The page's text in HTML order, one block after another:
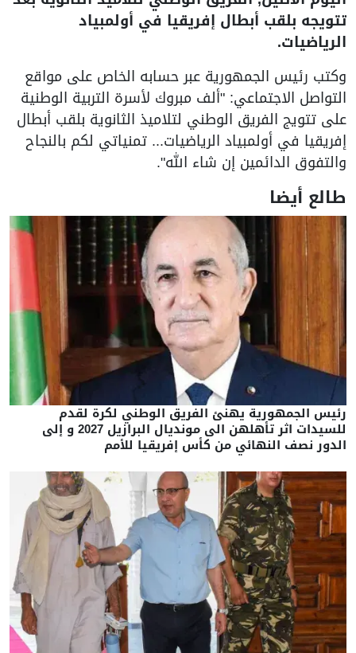
تتويجه بلقب أبطال إفريقيا في أولمبياد
الرياضيات.
وكتب رئيس الجمهورية عبر حسابه الخاص على مواقع
التواصل الاجتماعي: "ألف مبروك لأسرة التربية الوطنية
على تتويج الفريق الوطني لتلاميذ الثانوية بلقب أبطال
إفريقيا في أولمبياد الرياضيات... تمنياتي لكم بالنجاح
والتفوق الدائمين إن شاء الله".
طالع أيضا
رئيس الجمهورية يهنئ الفريق الوطني لكرة لقدم
للسيدات اثر تأهلهن الى مونديال البرازيل 2027 و إلى
الدور نصف النهائي من كأس إفريقيا للأمم